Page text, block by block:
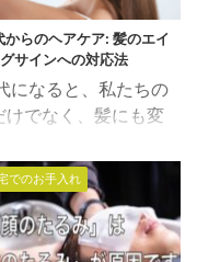
らのヘアケア: 髪のエイ
サインへの対応法
になると、私たちの
けでなく、髪にも変
よりも細く、乾燥し
くなったり、白髪が
たりすることに気づ
もしれません。 適切
でのお手入れ